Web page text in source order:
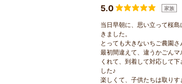
5.0
家族
当日早朝に、思い立って桜
きました。
とっても大きないちご農園さ
最初間違えて、違うかごん
くれて、到着して対応して
した♪
楽しくて、子供たちは取り